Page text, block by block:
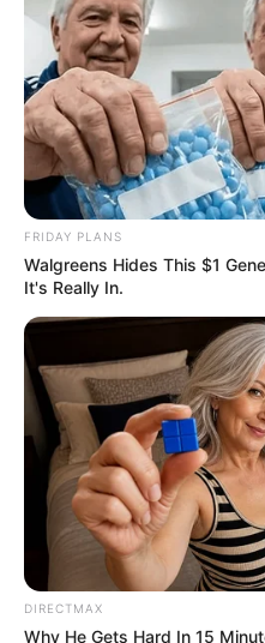
FRIDAY PLANS
Walgreens Hides This $1
It's Really In.
DIRECTMAX
Why He Gets Hard In 15